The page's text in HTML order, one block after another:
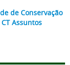
de Conservação
Assuntos